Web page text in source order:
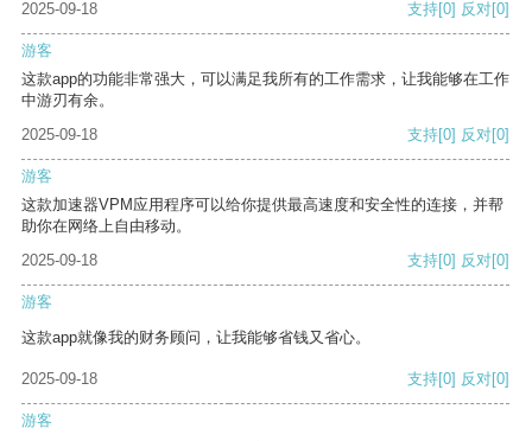
2025-09-18
支持[0] 反对[0]
游客
这款app的功能非常强大，可以满足我所有的工作需求，让我能够在工作
中游刃有余。
2025-09-18
支持[0] 反对[0]
游客
这款加速器VPM应用程序可以给你提供最高速度和安全性的连接，并帮
助你在网络上自由移动。
2025-09-18
支持[0] 反对[0]
游客
这款app就像我的财务顾问，让我能够省钱又省心。
2025-09-18 支持[0] 反对[0]
游客